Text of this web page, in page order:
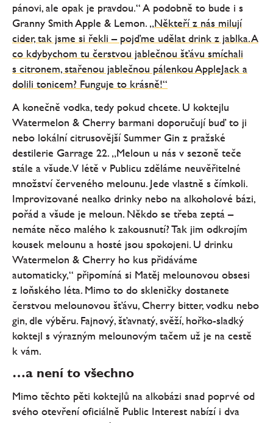
pánovi, ale opak je pravdou.“ A podobně to bude i s
Granny Smith Apple & Lemon. „Někteří z nás milují
cider, tak jsme si řekli – pojďme udělat drink z jablka. A
co kdybychom tu čerstvou jablečnou šťávu smíchali
s citronem, stařenou jablečnou pálenkou AppleJack a
dolili tonicem? Funguje to krásně!“
A konečně vodka, tedy pokud chcete. U koktejlu
Watermelon & Cherry barmani doporučují buď to ji
nebo lokální citrusovější Summer Gin z pražské
destilerie Garrage 22. „Meloun u nás v sezoně teče
stále a všude. V létě v Publicu zděláme neuvěřitelné
množství červeného melounu. Jede vlastně s čímkoli.
Improvizované nealko drinky nebo na alkoholové bázi,
pořád a všude je meloun. Někdo se třeba zeptá –
nemáte něco malého k zakousnutí? Tak jim odkrojím
kousek melounu a hosté jsou spokojeni. U drinku
Watermelon & Cherry ho kus přidáváme
automaticky,“ připomíná si Matěj melounovou obsesi
z loňského léta. Mimo to do skleničky dostanete
čerstvou melounovou šťávu, Cherry bitter, vodku nebo
gin, dle výběru. Fajnový, šťavnatý, svěží, hořko-sladký
koktejl s výrazným melounovým tačem už je na cestě
k vám.
…a není to všechno
Mimo těchto pěti koktejlů na alkobázi snad poprvé od
svého otevření oficiálně Public Interest nabízí i dva